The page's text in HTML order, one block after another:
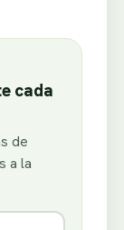
cada
de
a la